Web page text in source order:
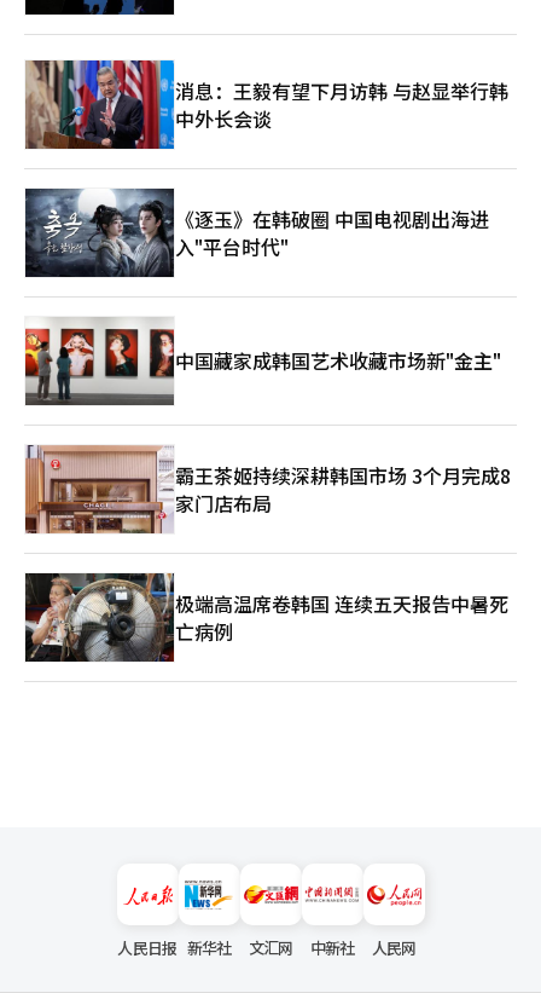
消息：王毅有望下月访韩 与赵显举行韩
中外长会谈
《逐玉》在韩破圈 中国电视剧出海进
入"平台时代"
中国藏家成韩国艺术收藏市场新"金主"
霸王茶姬持续深耕韩国市场 3个月完成8
家门店布局
极端高温席卷韩国 连续五天报告中暑死
亡病例
人民日报 新华社 文汇网 中新社 人民网